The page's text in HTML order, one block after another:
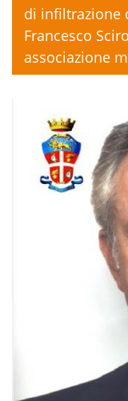
di infiltrazione
Francesco
associazione